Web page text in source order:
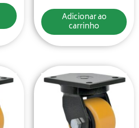
Adicionar ao
carrinho